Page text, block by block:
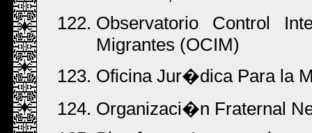
Observatorio Control
Migrantes (OCIM)
Oficina Jur�dica Para la
Organizaci�n Fraternal